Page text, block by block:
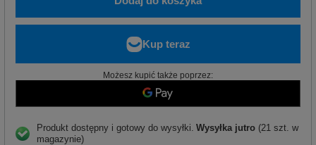
Możesz kupić także poprzez:
Produkt dostępny i gotowy do wysyłki Wysyłka jutro (21 szt. w
magazynie)